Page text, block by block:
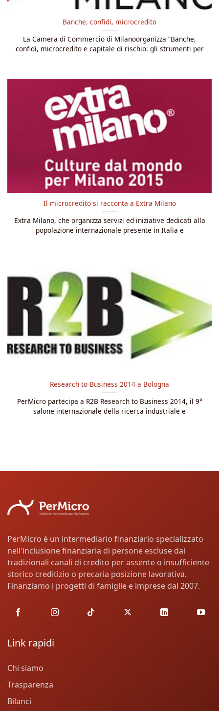
Banche, confidi, microcredito
La Camera di Commercio di Milanoorganizza “Banche,
confidi, microcredito e capitale di rischio: gli strumenti per
Il microcredito si racconta a Extra Milano
Extra Milano, che organizza servizi ed iniziative dedicati alla
popolazione internazionale presente in Italia e
Research to Business 2014 a Bologna
PerMicro partecipa a R2B Research to Business 2014, il 9°
salone internazionale della ricerca industriale e
PerMicro è un intermediario finanziario specializzato
nell'inclusione finanziaria di persone escluse dai
tradizionali canali di credito per assente o insufficiente
storico creditizio o precaria posizione lavorativa.
Finanziamo i progetti di famiglie e imprese dal 2007.
Link rapidi
Chi siamo
Trasparenza
Bilanci